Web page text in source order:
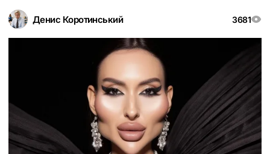
Денис Коротинський 3681